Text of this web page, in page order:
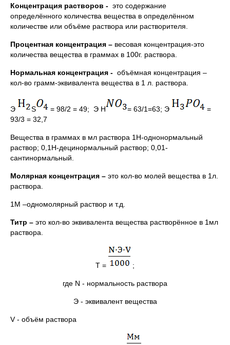
Концентрация растворов - это содержание
определённого количества вещества в определённом
количестве или объёме раствора или растворителя.
Процентная концентрация – весовая концентрация-это
количества вещества в граммах в 100г. раствора.
Нормальная концентрация - объёмная концентрация –
кол-во грамм-эквивалента вещества в 1 л. раствора.
Э S = 98/2 = 49; Э H = 63/1=63; Э
=
93/3 = 32,7
Вещества в граммах в мл раствора 1Н-однонормальный
раствор; 0,1Н-децинормальный раствор; 0,01-
сантинормальный.
Молярная концентрация – это кол-во молей вещества в 1л.
раствора.
1М –одномолярный раствор и т.д.
Титр – это кол-во эквивалента вещества растворённое в 1мл
раствора.
Т = ;
где N - нормальность раствора
Э - эквивалент вещества
V - объём раствора